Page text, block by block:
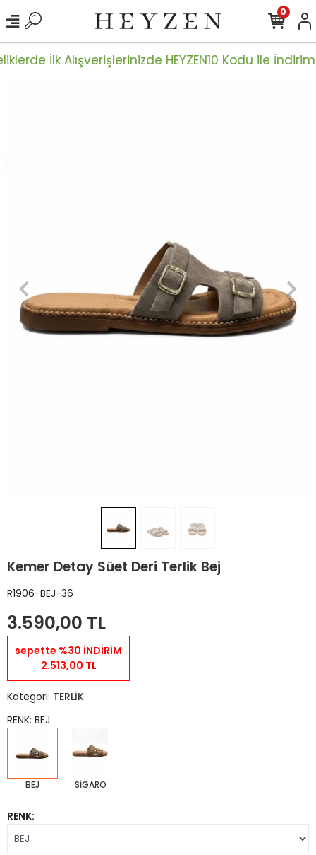
İlk Alışverişlerinizde HEYZEN10 Kodu ile
0
Kemer Detay Süet Deri Terlik Bej
R1906-BEJ-36
3.590,00 TL
sepette %30 İNDİRİM
2.513,00 TL
Kategori: TERLİK
RENK: BEJ
BEJ SİGARO
RENK: